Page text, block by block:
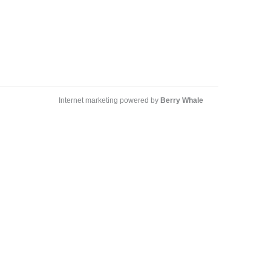
Internet marketing powered by Berry Whale